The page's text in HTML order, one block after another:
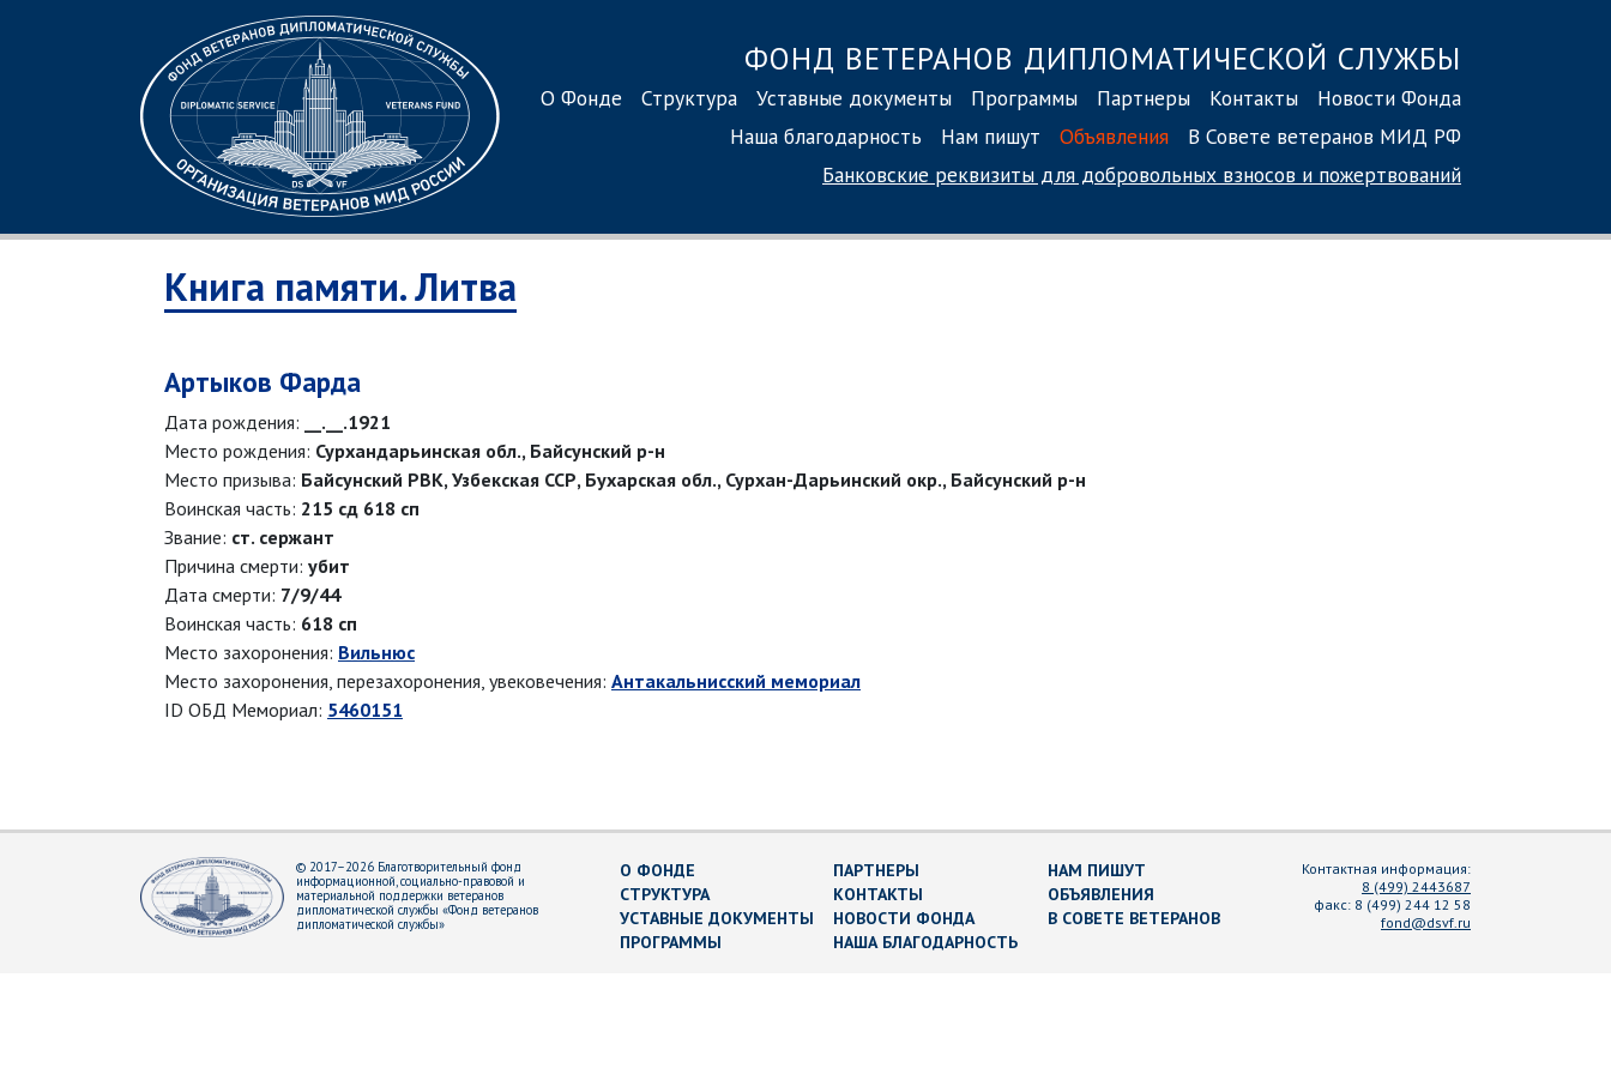
ФОНД ВЕТЕРАНОВ ДИПЛОМАТИЧЕСКОЙ СЛУЖБЫ
О Фонде Структура Уставные документы Программы Партнеры Контакты
Новости Фонда
Наша благодарность
Нам пишут Объявления
В Совете ветеранов МИД РФ
Банковские реквизиты для добровольных взносов и пожертвований
Книга памяти. Литва
Артыков Фарда
Дата рождения:
__.__.1921
Место рождения: Сурхандарьинская обл., Байсунский р-н
Место призыва: Байсунский РВК, Узбекская ССР, Бухарская обл., Сурхан-Дарьинский окр., Байсунский р-н
Воинская часть: 215 сд 618 сп
Звание: ст. сержант
Причина смерти: убит
Дата смерти: 7/9/44
Воинская часть: 618 сп
Место захоронения: Вильнюс
Место захоронения, перезахоронения, увековечения: Антакальнисский мемориал
ID ОБД Мемориал: 5460151
© 2017–2026 Благотворительный фонд
информационной, социально-правовой и
материальной поддержки ветеранов
дипломатической службы «Фонд ветеранов
дипломатической службы»
О ФОНДЕ
СТРУКТУРА
УСТАВНЫЕ ДОКУМЕНТЫ
ПРОГРАММЫ
ПАРТНЕРЫ
КОНТАКТЫ
НОВОСТИ ФОНДА
НАША БЛАГОДАРНОСТЬ
НАМ ПИШУТ
ОБЪЯВЛЕНИЯ
В СОВЕТЕ ВЕТЕРАНОВ
Контактная информация:
8 (499) 2443687
факс: 8 (499) 244 12 58
fond@dsvf.ru